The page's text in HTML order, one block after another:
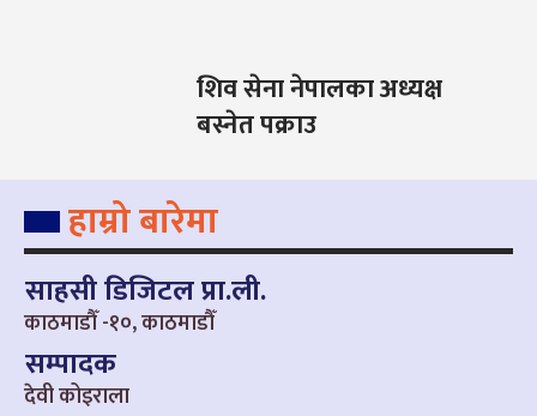
शिव सेना नेपालका अध्यक्ष
बस्नेत पक्राउ
हाम्रो बारेमा
साहसी डिजिटल प्रा.ली.
काठमाडौँ -१०, काठमाडौँ
सम्पादक
देवी कोइराला